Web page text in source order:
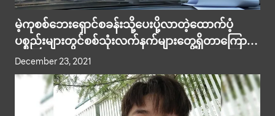
မဲ့ကုစစ်ဘေးရှောင်စခန်းသို့ပေးပို့လာတဲ့ထောက်ပံ့
ပစ္စည်းများတွင်စစ်သုံးလက်နက်များတွေ့ရှိတာကြောင့်
ထိုင်းအာဏာပိုင်တွေဝင်ရောက်စစ်ဆေး !!
December 23, 2021